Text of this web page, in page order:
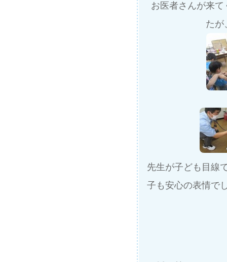
お医者さんが来
たが
先生が子ども目線
子も安心の表情で